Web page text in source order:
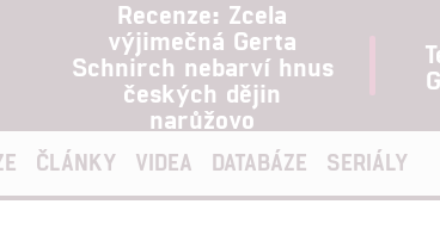
Recenze: Zcela
výjimečná Gerta
Schnirch nebarví hnus
českých dějin
narůžovo
ČLÁNKY VIDEA DATABÁZE SERIÁLY